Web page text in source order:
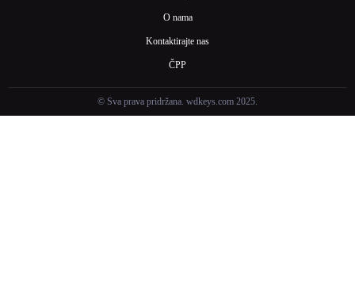
O nama
Kontaktirajte nas
ČPP
© Sva prava pridržana. wdkeys.com 2025.